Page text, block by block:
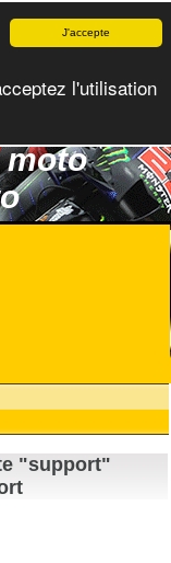
"support"
J'accepte
l'utilisation